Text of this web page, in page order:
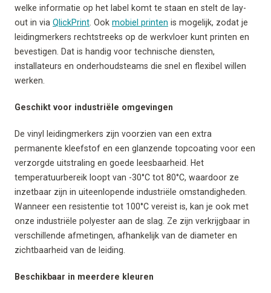
welke informatie op het label komt te staan en stelt de lay-
out in via QlickPrint . Ook mobiel printen is mogelijk, zodat je
leidingmerkers rechtstreeks op de werkvloer kunt printen en
bevestigen. Dat is handig voor technische diensten,
installateurs en onderhoudsteams die snel en flexibel willen
werken.
Geschikt voor industriële omgevingen
De vinyl leidingmerkers zijn voorzien van een extra
permanente kleefstof en een glanzende topcoating voor een
verzorgde uitstraling en goede leesbaarheid. Het
temperatuurbereik loopt van -30°C tot 80°C, waardoor ze
inzetbaar zijn in uiteenlopende industriële omstandigheden.
Wanneer een resistentie tot 100°C vereist is, kan je ook met
onze industriële polyester aan de slag. Ze zijn verkrijgbaar in
verschillende afmetingen, afhankelijk van de diameter en
zichtbaarheid van de leiding.
Beschikbaar in meerdere kleuren